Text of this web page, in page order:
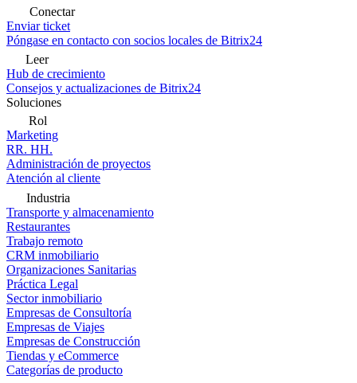
Conectar
Enviar ticket
Póngase en contacto con socios locales de Bitrix24
Leer
Hub de crecimiento
Consejos y actualizaciones de Bitrix24
Soluciones
Rol
Marketing
RR. HH.
Administración de proyectos
Atención al cliente
Industria
Transporte y almacenamiento
Restaurantes
Trabajo remoto
CRM inmobiliario
Organizaciones Sanitarias
Práctica Legal
Sector inmobiliario
Empresas de Consultoría
Empresas de Viajes
Empresas de Construcción
Tiendas y eCommerce
Categorías de producto